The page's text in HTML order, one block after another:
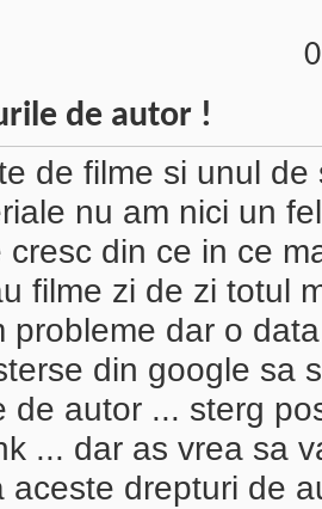
de autor !
de filme si unul
nu am nici un
cresc din ce in ce
filme zi de zi totul
probleme dar o
din google sa
de autor ... sterg
... dar as vrea sa
aceste drepturi de